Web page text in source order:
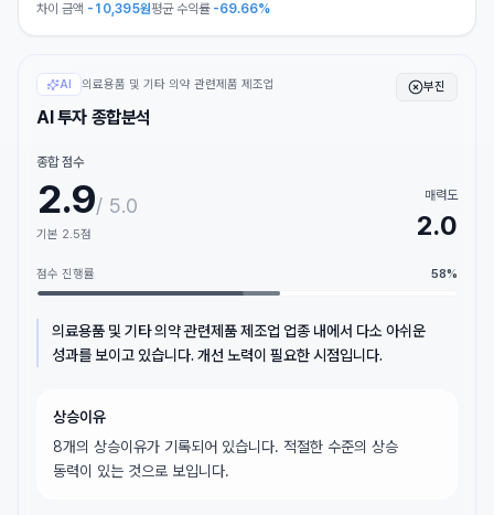
차이 금액 -10,395원평균 수익률 -69.66%
AI 의료용품 및 기타 의약 관련제품 제조업
AI 투자 종합분석
부진
종합 점수
2.9/ 5.0
기본 2.5점
매력도
2.0
점수 진행률 58%
의료용품 및 기타 의약 관련제품 제조업 업종 내에서 다소 아쉬운
성과를 보이고 있습니다. 개선 노력이 필요한 시점입니다.
상승이유
8개의 상승이유가 기록되어 있습니다. 적절한 수준의 상승
동력이 있는 것으로 보입니다.